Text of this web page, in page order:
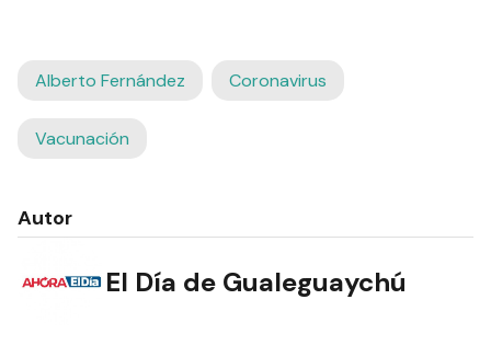
Alberto Fernández Coronavirus
Vacunación
Autor
El Día de Gualeguaychú